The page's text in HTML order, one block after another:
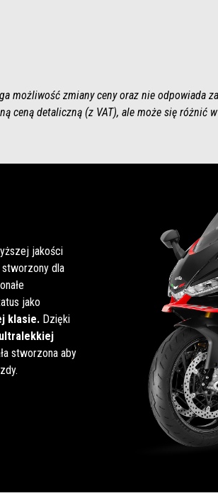
możliwość zmiany ceny oraz nie odpowiada
ceną detaliczną (z VAT), ale może się różnić
jakości
dla
jako
klasie. Dzięki
ultralekkiej
stworzona aby